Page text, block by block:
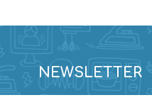
NEWSLETTER